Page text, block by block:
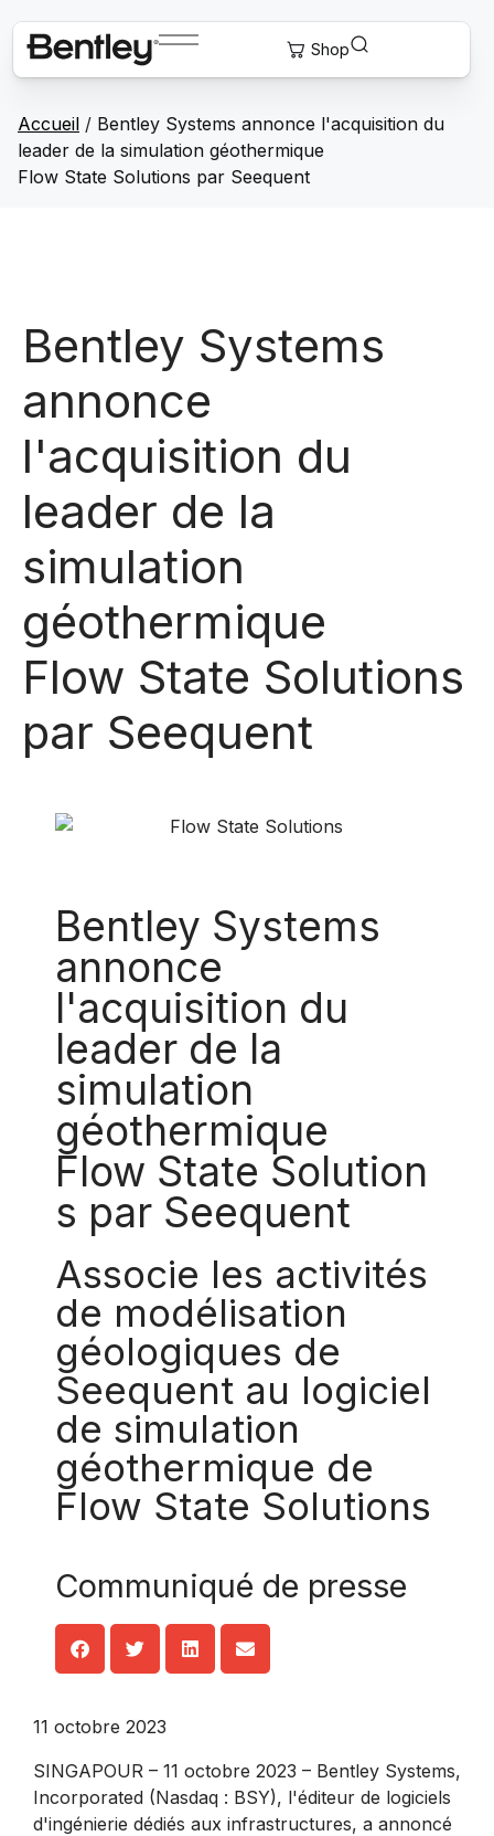
Accueil / Bentley Systems annonce l'acquisition du
leader de la simulation géothermique
Flow State Solutions par Seequent
Bentley Systems
annonce
l'acquisition du
leader de la
simulation
géothermique
Flow State Solutions
par Seequent
Bentley Systems
annonce
l'acquisition du
leader de la
simulation
géothermique
Flow State Solution
s par Seequent
Associe les activités
de modélisation
géologiques de
Seequent au logiciel
de simulation
géothermique de
Flow State Solutions
Communiqué de presse
11 octobre 2023
SINGAPOUR – 11 octobre 2023 – Bentley Systems,
Incorporated (Nasdaq : BSY), l'éditeur de logiciels
d'ingénierie dédiés aux infrastructures, a annoncé